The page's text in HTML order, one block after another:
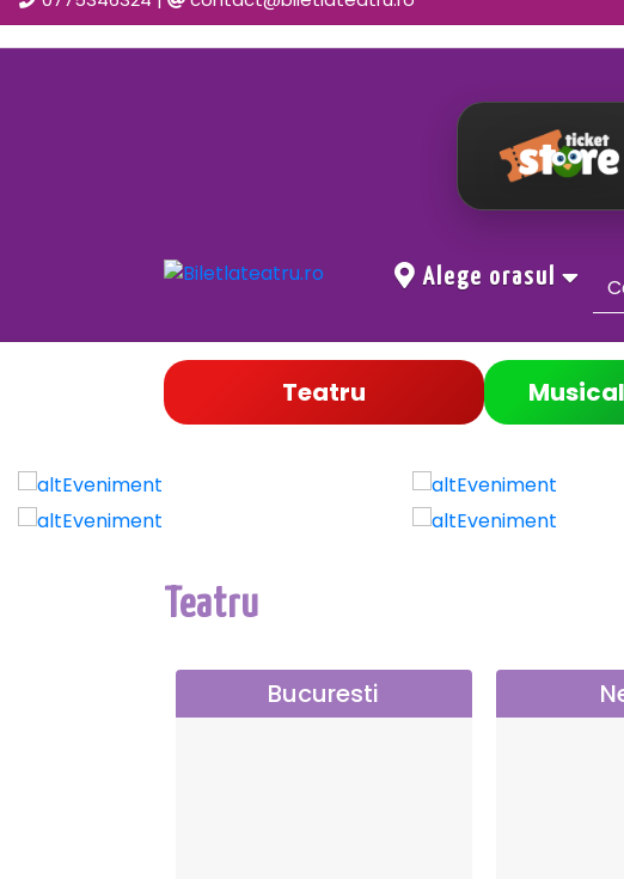
Alege orasul
Teatru
Teatru
Bucuresti